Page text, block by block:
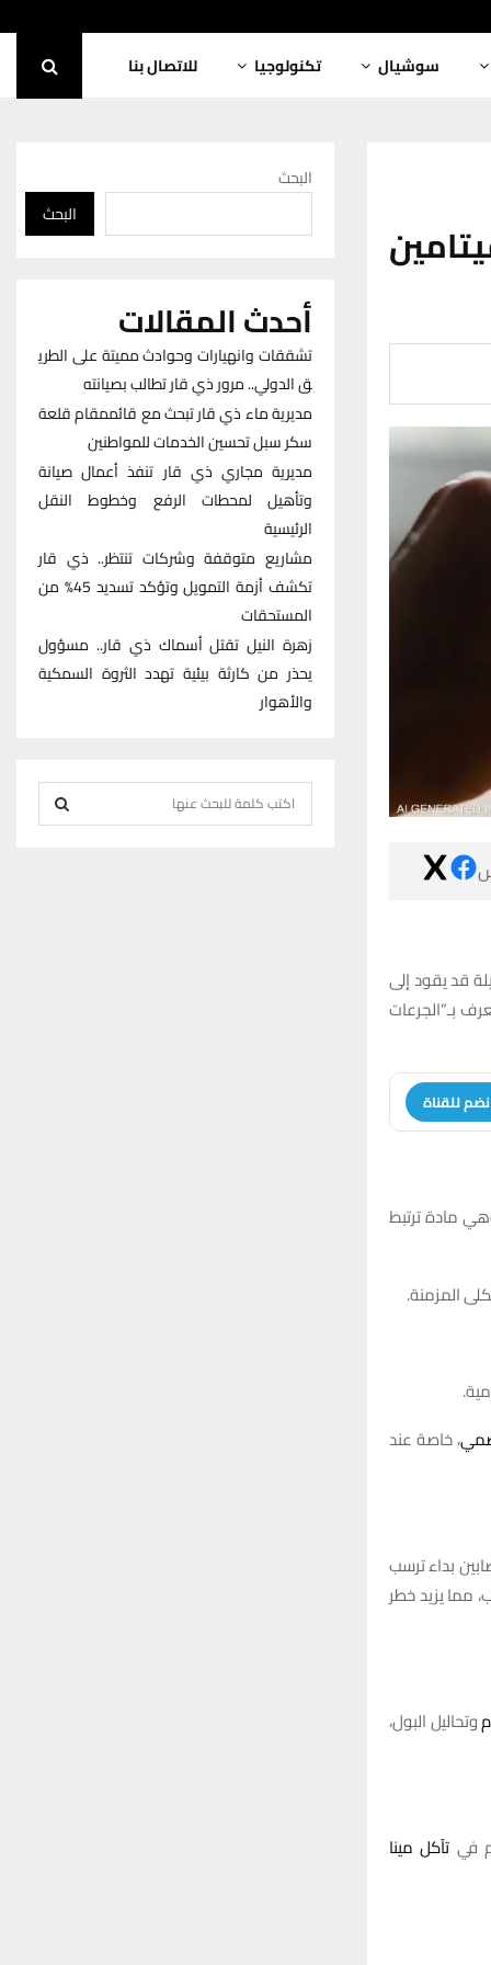
سوشيال تكنولوجيا للاتصال بنا
قد يقود إلى
بـ”الجرعات
للقناة
مادة ترتبط
المزمنة.
، خاصة عند
بداء ترسب
مما يزيد خطر
وتحاليل البول،
في تآكل مينا
البحث
البحث
أحدث المقالات
تشققات وانهيارات وحوادث مميتة على الطري
ق الدولي.. مرور ذي قار تطالب بصيانته
مديرية ماء ذي قار تبحث مع قائممقام قلعة
سكر سبل تحسين الخدمات للمواطنين
مديرية مجاري ذي قار تنفذ أعمال صيانة
وتأهيل لمحطات الرفع وخطوط النقل
الرئيسية
مشاريع متوقفة وشركات تنتظر.. ذي قار
تكشف أزمة التمويل وتؤكد تسديد 45% من
المستحقات
زهرة النيل تقتل أسماك ذي قار.. مسؤول
يحذر من كارثة بيئية تهدد الثروة السمكية
والأهوار
e